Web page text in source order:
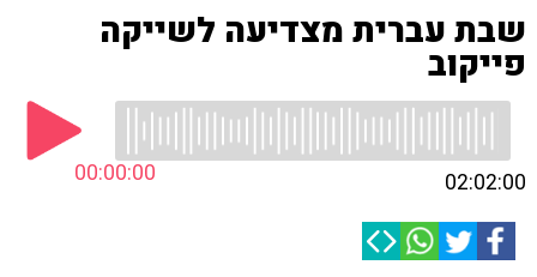
שבת עברית מצדיעה לשייקה
פייקוב
00:00:00 02:02:00